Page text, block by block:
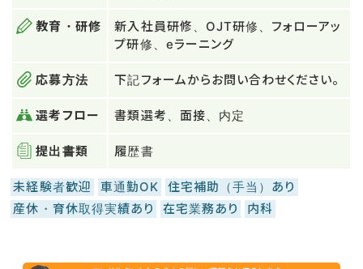
教育・研修
新入社員研修、OJT研修、フォローアッ
プ研修、eラーニング
応募方法 下記フォームからお問い合わせください。
選考フロー 書類選考、面接、内定
提出書類 履歴書
未経験者歓迎 車通勤OK
住宅補助（手当）あり
産休・育休取得実績あり
在宅業務あり 内科